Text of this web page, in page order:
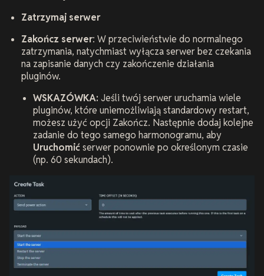
Zatrzymaj serwer
Zakończ serwer: W przeciwieństwie do normalnego
zatrzymania, natychmiast wyłącza serwer bez czekania
na zapisanie danych czy zakończenie działania
pluginów.
WSKAZÓWKA: Jeśli twój serwer uruchamia wiele
pluginów, które uniemożliwiają standardowy restart,
możesz użyć opcji Zakończ. Następnie dodaj kolejne
zadanie do tego samego harmonogramu, aby
Uruchomićserwer ponownie po określonym czasie
(np. 60 sekundach).